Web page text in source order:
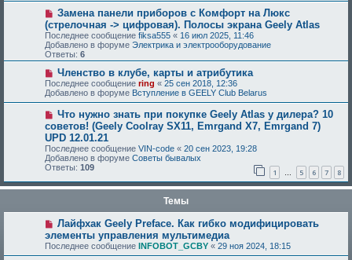
Замена панели приборов с Комфорт на Люкс
(стрелочная -> цифровая). Полосы экрана Geely Atlas
Последнее сообщение fiksa555 « 16 июл 2025, 11:46
Добавлено в форуме Электрика и электрооборудование
Ответы: 6
Членство в клубе, карты и атрибутика
Последнее сообщение ring « 25 сен 2018, 12:36
Добавлено в форуме Вступление в GEELY Club Belarus
Что нужно знать при покупке Geely Atlas у дилера? 10
советов! (Geely Coolray SX11, Emrgand X7, Emrgand 7)
UPD 12.01.21
Последнее сообщение VIN-code « 20 сен 2023, 19:28
Добавлено в форуме Советы бывалых
Ответы: 109 1 … 5 6 7 8
Темы
Лайфхак Geely Preface. Как гибко модифицировать
элементы управления мультимедиа
Последнее сообщение INFOBOT_GCBY « 29 ноя 2024, 18:15